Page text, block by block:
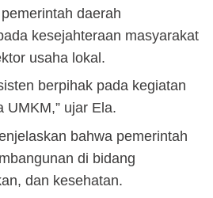
daerah
kesejahteraan masyarakat
usaha lokal.
berpihak pada kegiatan
UMKM,” ujar Ela.
bahwa pemerintah
di bidang
dan kesehatan.